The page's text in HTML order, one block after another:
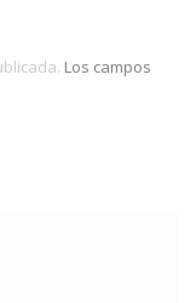
Los campos